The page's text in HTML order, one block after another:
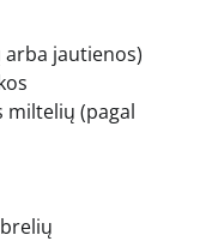
jautienos)
miltelių (pagal